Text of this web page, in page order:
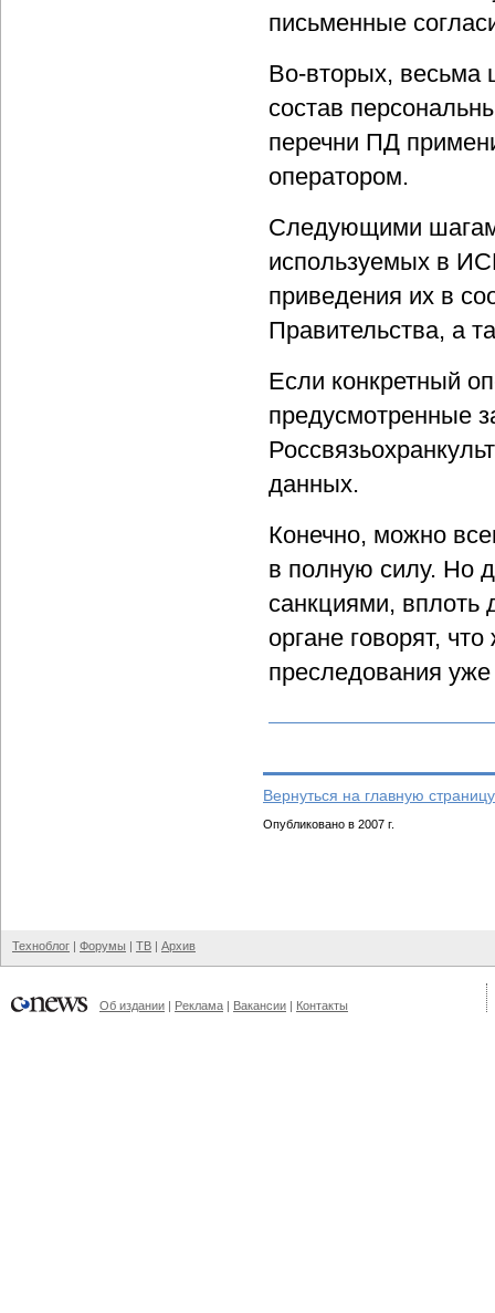
письменные
Во-вторых, весьма
состав
перечни ПД
оператором.
Следующими
используемых в
приведения их в
Правительства, а
Если конкретный
предусмотренные
данных.
Конечно, можно
в полную силу. Но
санкциями, вплоть
органе говорят,
преследования
Вернуться на главную
Опубликовано в 2007 г.
Техноблог | Форумы | ТВ | Архив
Об издании | Реклама | Вакансии | Контакты